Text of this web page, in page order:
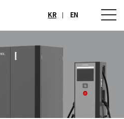
KR EN